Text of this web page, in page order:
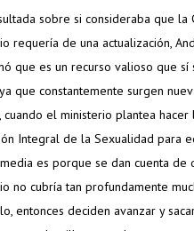
sobre si consideraba que la
requería de una actualización,
que es un recurso valioso que sí
que constantemente surgen
cuando el ministerio plantea
Integral de la Sexualidad para
es porque se dan cuenta de
no cubría tan profundamente
entonces deciden avanzar y